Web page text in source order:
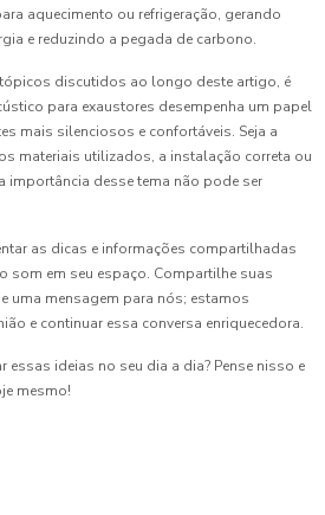
aquecimento ou refrigeração, gerando
e reduzindo a pegada de carbono.
discutidos ao longo deste artigo, é
para exaustores desempenha um papel
mais silenciosos e confortáveis. Seja a
materiais utilizados, a instalação correta ou
importância desse tema não pode ser
as dicas e informações compartilhadas
som em seu espaço. Compartilhe suas
uma mensagem para nós; estamos
e continuar essa conversa enriquecedora.
essas ideias no seu dia a dia? Pense nisso e
mesmo!